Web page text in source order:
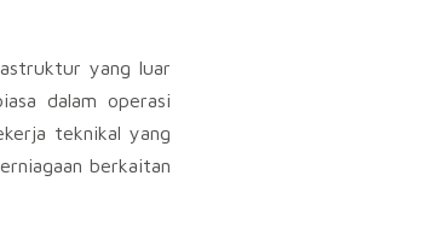
yang luar
dalam operasi
teknikal yang
berkaitan